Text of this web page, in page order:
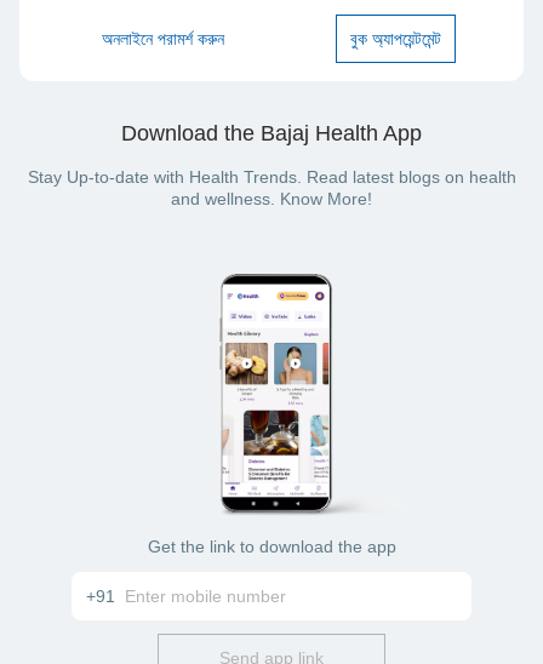
অনলাইনে পরামর্শ করুন বুক অ্যাপয়েন্টমেন্ট
Download the Bajaj Health App
Stay Up-to-date with Health Trends. Read latest blogs on health
and wellness. Know More!
Get the link to download the app
+91
Send app link